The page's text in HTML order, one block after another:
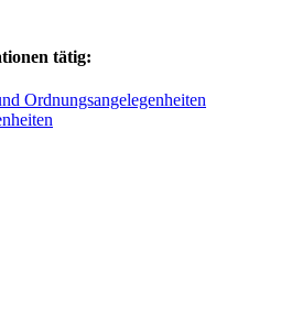
tätig:
Ordnungsangelegenheiten